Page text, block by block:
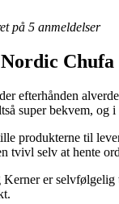
på 5 anmeldelser
Chufa
efterhånden
super bekvem,
produkterne til
tvivl selv at hente
er